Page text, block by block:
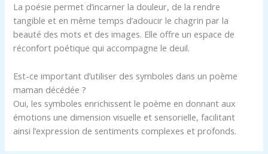
La poésie permet d’incarner la douleur, de la rendre
tangible et en même temps d’adoucir le chagrin par la
beauté des mots et des images. Elle offre un espace de
réconfort poétique qui accompagne le deuil.
Est-ce important d’utiliser des symboles dans un poème
maman décédée ?
Oui, les symboles enrichissent le poème en donnant aux
émotions une dimension visuelle et sensorielle, facilitant
ainsi l’expression de sentiments complexes et profonds.